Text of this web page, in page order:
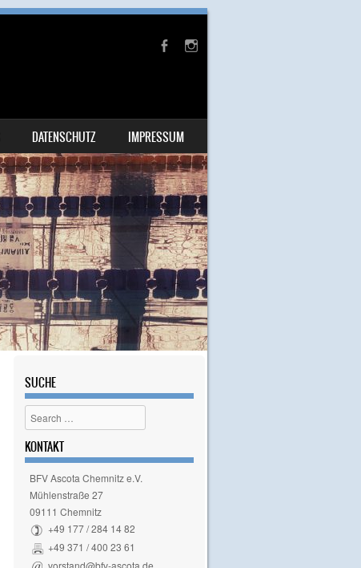
DATENSCHUTZ IMPRESSUM
SUCHE
Search
KONTAKT
BFV Ascota Chemnitz e.V.
Mühlenstraße 27
09111 Chemnitz
+49 177 / 284 14 82
+49 371 / 400 23 61
vorstand@bfv-ascota.de